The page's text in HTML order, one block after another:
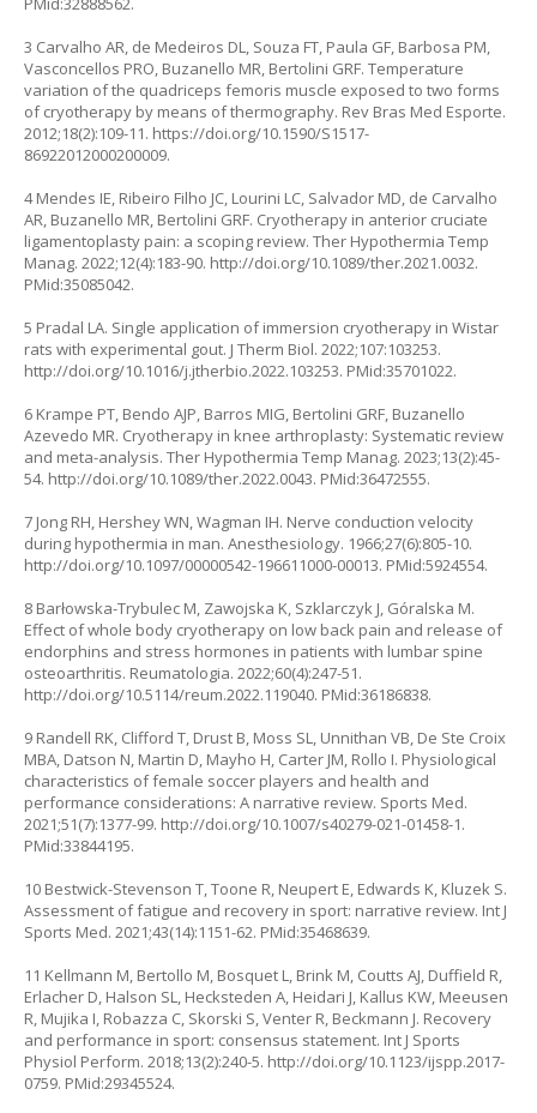
3 Carvalho AR, de Medeiros DL, Souza FT, Paula GF, Barbosa PM,
Vasconcellos PRO, Buzanello MR, Bertolini GRF. Temperature
variation of the quadriceps femoris muscle exposed to two forms
of cryotherapy by means of thermography. Rev Bras Med Esporte.
2012;18(2):109-11. https://doi.org/10.1590/S1517-
86922012000200009.
4 Mendes IE, Ribeiro Filho JC, Lourini LC, Salvador MD, de Carvalho
AR, Buzanello MR, Bertolini GRF. Cryotherapy in anterior cruciate
ligamentoplasty pain: a scoping review. Ther Hypothermia Temp
Manag. 2022;12(4):183-90. http://doi.org/10.1089/ther.2021.0032.
PMid:35085042.
5 Pradal LA. Single application of immersion cryotherapy in Wistar
rats with experimental gout. J Therm Biol. 2022;107:103253.
http://doi.org/10.1016/j.jtherbio.2022.103253. PMid:35701022.
6 Krampe PT, Bendo AJP, Barros MIG, Bertolini GRF, Buzanello
Azevedo MR. Cryotherapy in knee arthroplasty: Systematic review
and meta-analysis. Ther Hypothermia Temp Manag. 2023;13(2):45-
54. http://doi.org/10.1089/ther.2022.0043. PMid:36472555.
7 Jong RH, Hershey WN, Wagman IH. Nerve conduction velocity
during hypothermia in man. Anesthesiology. 1966;27(6):805-10.
http://doi.org/10.1097/00000542-196611000-00013. PMid:5924554.
8 Barłowska-Trybulec M, Zawojska K, Szklarczyk J, Góralska M.
Effect of whole body cryotherapy on low back pain and release of
endorphins and stress hormones in patients with lumbar spine
osteoarthritis. Reumatologia. 2022;60(4):247-51.
http://doi.org/10.5114/reum.2022.119040. PMid:36186838.
9 Randell RK, Clifford T, Drust B, Moss SL, Unnithan VB, De Ste Croix
MBA, Datson N, Martin D, Mayho H, Carter JM, Rollo I. Physiological
characteristics of female soccer players and health and
performance considerations: A narrative review. Sports Med.
2021;51(7):1377-99. http://doi.org/10.1007/s40279-021-01458-1.
PMid:33844195.
10 Bestwick-Stevenson T, Toone R, Neupert E, Edwards K, Kluzek S.
Assessment of fatigue and recovery in sport: narrative review. Int J
Sports Med. 2021;43(14):1151-62. PMid:35468639.
11 Kellmann M, Bertollo M, Bosquet L, Brink M, Coutts AJ, Duffield R,
Erlacher D, Halson SL, Hecksteden A, Heidari J, Kallus KW, Meeusen
R, Mujika I, Robazza C, Skorski S, Venter R, Beckmann J. Recovery
and performance in sport: consensus statement. Int J Sports
Physiol Perform. 2018;13(2):240-5. http://doi.org/10.1123/ijspp.2017-
0759. PMid:29345524.